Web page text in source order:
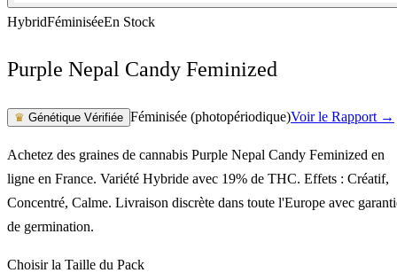
HybridFéminiséeEn Stock
Purple Nepal Candy Feminized
♛ Génétique Vérifiée Féminisée (photopériodique)Voir le Rapport →
Achetez des graines de cannabis Purple Nepal Candy Feminized en
ligne en France. Variété Hybride avec 19% de THC. Effets : Créatif,
Concentré, Calme. Livraison discrète dans toute l'Europe avec
de germination.
Choisir la Taille du Pack